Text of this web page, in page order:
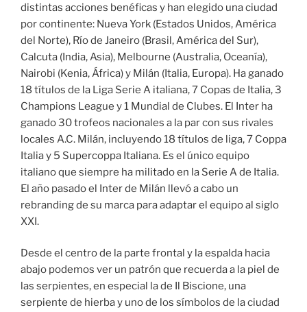
distintas acciones benéficas y han elegido una ciudad
por continente: Nueva York (Estados Unidos, América
del Norte), Río de Janeiro (Brasil, América del Sur),
Calcuta (India, Asia), Melbourne (Australia, Oceanía),
Nairobi (Kenia, África) y Milán (Italia, Europa). Ha ganado
18 títulos de la Liga Serie A italiana, 7 Copas de Italia, 3
Champions League y 1 Mundial de Clubes. El Inter ha
ganado 30 trofeos nacionales a la par con sus rivales
locales A.C. Milán, incluyendo 18 títulos de liga, 7 Coppa
Italia y 5 Supercoppa Italiana. Es el único equipo
italiano que siempre ha militado en la Serie A de Italia.
El año pasado el Inter de Milán llevó a cabo un
rebranding de su marca para adaptar el equipo al siglo
XXI.
Desde el centro de la parte frontal y la espalda hacia
abajo podemos ver un patrón que recuerda a la piel de
las serpientes, en especial la de Il Biscione, una
serpiente de hierba y uno de los símbolos de la ciudad